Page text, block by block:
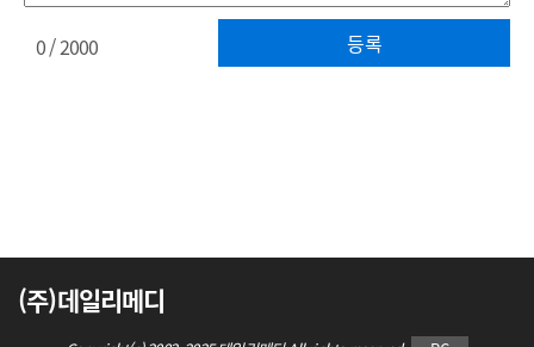
등록
0/ 2000
(주)데일리메디